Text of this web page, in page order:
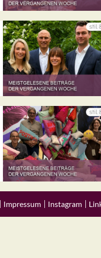
Impressum Instagram